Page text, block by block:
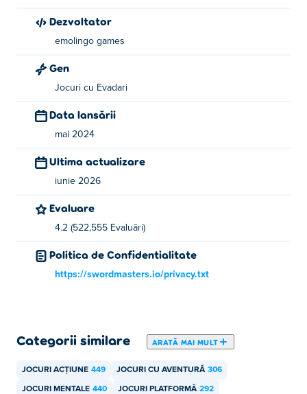
Cine a creat Escape from School?
Escape from School este creat de emolingo Games.
Joacă celelalte jocuri ale lor Poki:
Cum pot juca Escape from School gratuit?
Puteți juca Escape from School gratuit pe Poki.
Pot să joc Escape from School pe dispozitive
mobile și desktop?
Escape from School poate fi jucat pe computer și pe
dispozitivele mobile
Dezvoltator
emolingo games
Gen
Jocuri cu Evadari
Data lansării
mai 2024
Ultima actualizare
iunie 2026
Evaluare
4.2 (522,555 Evaluări)
Politica de Confidentialitate
https://swordmasters.io/privacy.txt
Categorii similare ARATĂ MAI MULT
JOCURI ACȚIUNE 449 JOCURI CU AVENTURĂ 306
JOCURI MENTALE 440 JOCURI PLATFORMĂ 292